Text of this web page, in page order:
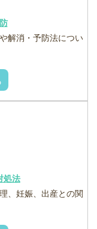
解消・予防法につい
処法
、妊娠、出産との関